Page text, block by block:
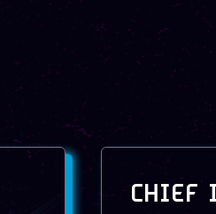
CHIEF